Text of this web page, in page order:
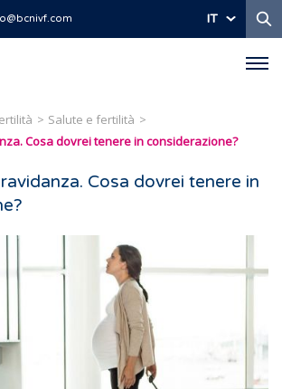
IT
Salute e fertilità
Cosa dovrei tenere in considerazione?
Cosa dovrei tenere in